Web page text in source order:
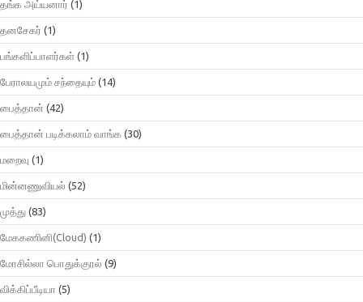
தங்க அய்யனார் (1)
தனசேகர் (1)
பங்களிப்பாளர்கள் (1)
பேராலயமும் சந்தையும் (14)
பைத்தான் (42)
பைத்தான் படிக்கலாம் வாங்க (30)
மறைவு (1)
மின்னணுவியல் (52)
முத்து (83)
மேககணினி(Cloud) (1)
மோசில்லா பொதுக்குரல் (9)
விக்கிப்பீடியா (5)